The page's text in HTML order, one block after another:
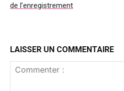
de l’enregistrement
LAISSER UN COMMENTAIRE